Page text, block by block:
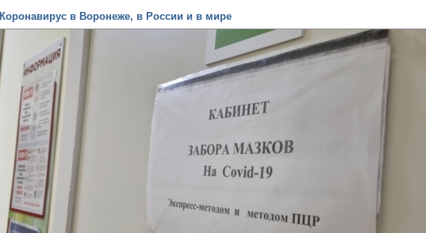
Коронавирус в Воронеже, в России и в мире